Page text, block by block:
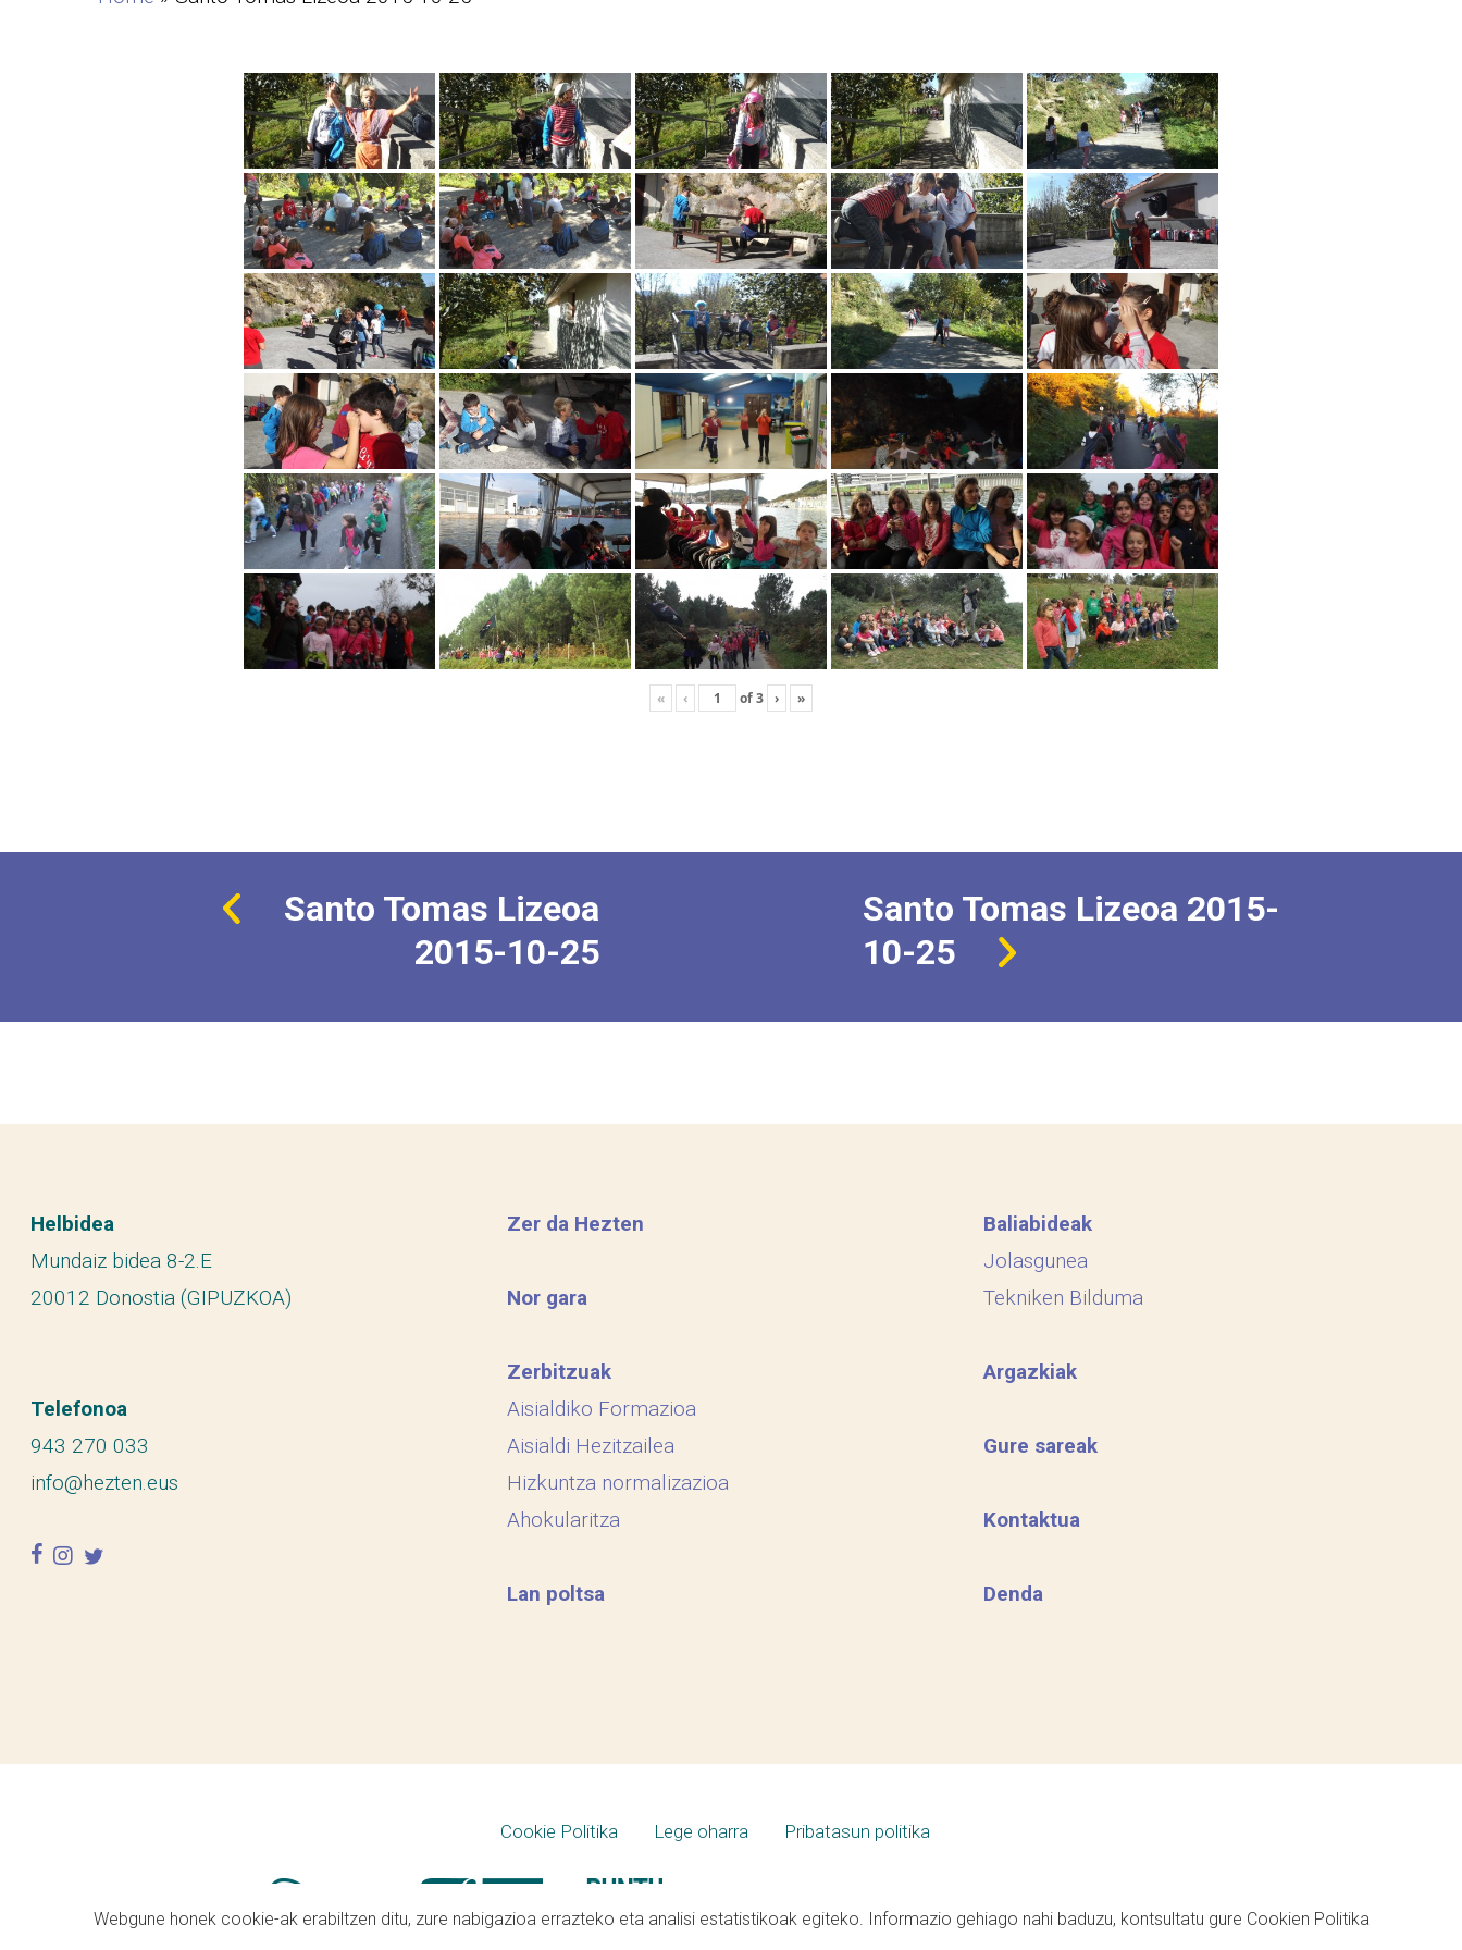
« ‹ of3 › »
Santo Tomas Lizeoa
2015-10-25
Santo Tomas Lizeoa 2015-
10-25
Helbidea
Mundaiz bidea 8-2.E
20012 Donostia (GIPUZKOA)
Telefonoa
943 270 033
info@hezten.eus
facebook
instagram
twitter
Zer da Hezten
Nor gara
Zerbitzuak
Aisialdiko Formazioa
Aisialdi Hezitzailea
Hizkuntza normalizazioa
Ahokularitza
Lan poltsa
Baliabideak
Jolasgunea
Tekniken Bilduma
Argazkiak
Gure sareak
Kontaktua
Denda
Cookie Politika Lege oharra Pribatasun politika
Webgune honek cookie-ak erabiltzen ditu, zure nabigazioa errazteko eta analisi estatistikoak egiteko. Informazio gehiago nahi baduzu, kontsultatu gure Cookien Politika